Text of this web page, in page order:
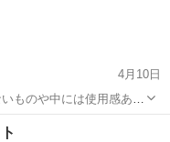
4月10日
ものや中には使用感ある